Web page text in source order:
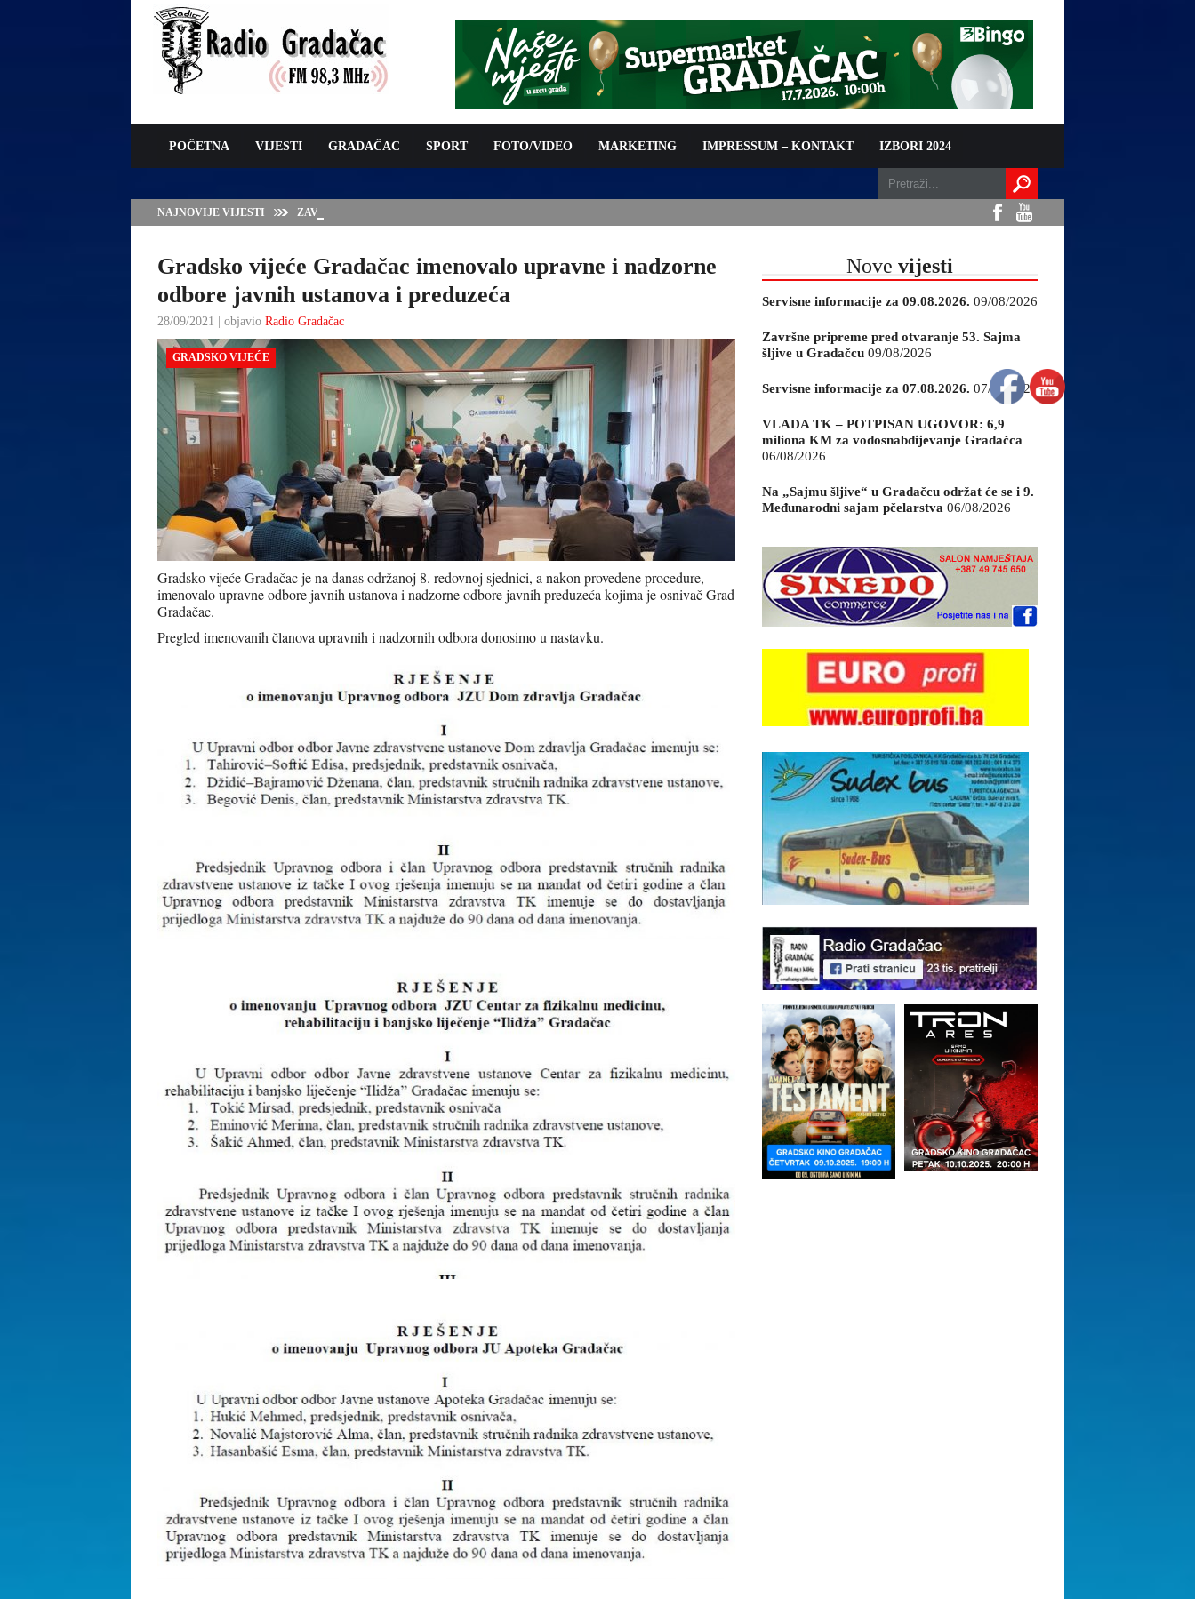
POČETNA VIJESTI GRADAČAC SPORT FOTO/VIDEO MARKETING IMPRESSUM – KONTAKT IZBORI 2024
NAJNOVIJE VIJESTI ZAVRŠNE PRIPREME PRED OTVARANJE 53. SAJMA ŠLJIVE U GRADAČCU
Gradsko vijeće Gradačac imenovalo upravne i nadzorne
odbore javnih ustanova i preduzeća
28/09/2021 | objavio Radio Gradačac
GRADSKO VIJEĆE
Gradsko vijeće Gradačac je na danas održanoj 8. redovnoj sjednici, a nakon provedene procedure,
imenovalo upravne odbore javnih ustanova i nadzorne odbore javnih preduzeća kojima je osnivač Grad
Gradačac.
Pregled imenovanih članova upravnih i nadzornih odbora donosimo u nastavku.
Nove vijesti
Servisne informacije za 09.08.2026. 09/08/2026
Završne pripreme pred otvaranje 53. Sajma
šljive u Gradačcu 09/08/2026
Servisne informacije za 07.08.2026. 07/08/2026
VLADA TK – POTPISAN UGOVOR: 6,9
miliona KM za vodosnabdijevanje Gradačca
06/08/2026
Na „Sajmu šljive“ u Gradačcu održat će se i 9.
Međunarodni sajam pčelarstva 06/08/2026